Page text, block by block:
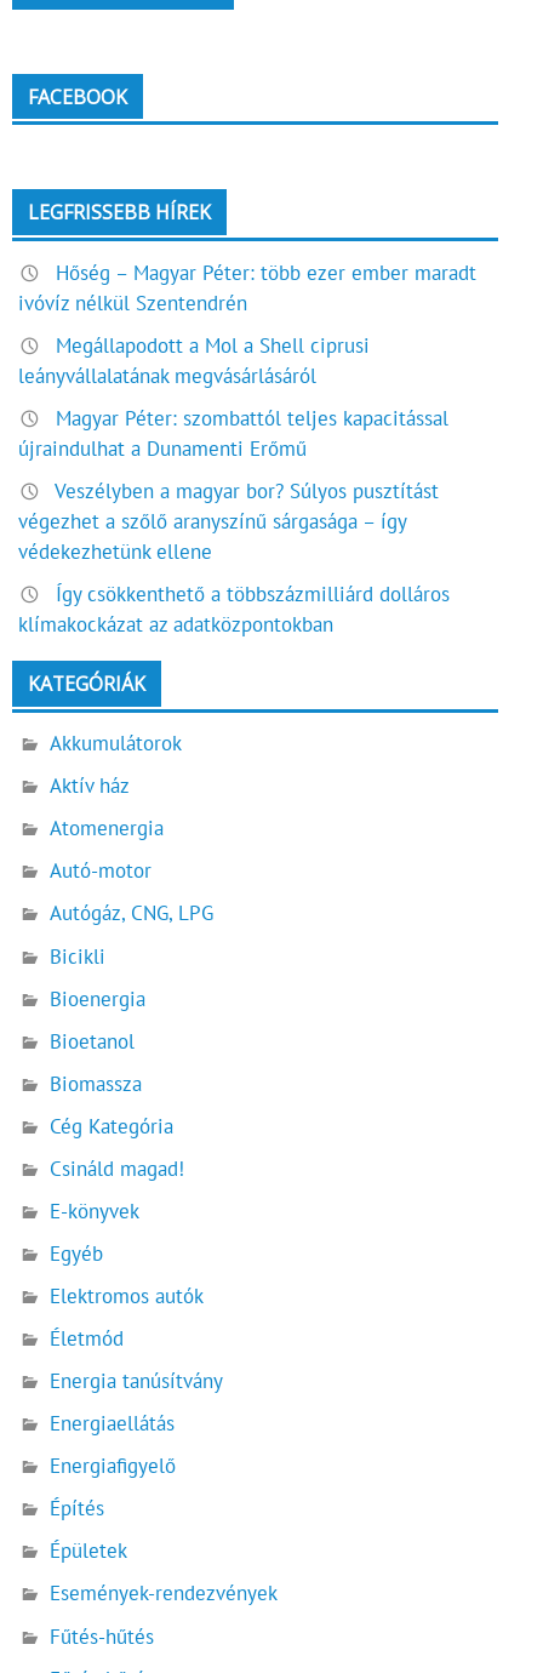
FACEBOOK
LEGFRISSEBB HÍREK
Hőség – Magyar Péter: több ezer ember maradt
ivóvíz nélkül Szentendrén
Megállapodott a Mol a Shell ciprusi
leányvállalatának megvásárlásáról
Magyar Péter: szombattól teljes kapacitással
újraindulhat a Dunamenti Erőmű
Veszélyben a magyar bor? Súlyos pusztítást
végezhet a szőlő aranyszínű sárgasága – így
védekezhetünk ellene
Így csökkenthető a többszázmilliárd dolláros
klímakockázat az adatközpontokban
KATEGÓRIÁK
Akkumulátorok
Aktív ház
Atomenergia
Autó-motor
Autógáz, CNG, LPG
Bicikli
Bioenergia
Bioetanol
Biomassza
Cég Kategória
Csináld magad!
E-könyvek
Egyéb
Elektromos autók
Életmód
Energia tanúsítvány
Energiaellátás
Energiafigyelő
Építés
Épületek
Események-rendezvények
Fűtés-hűtés